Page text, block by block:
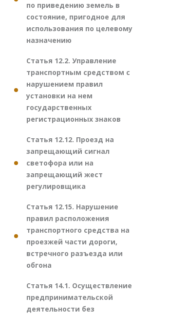
по приведению земель в
состояние, пригодное для
использования по целевому
назначению
Статья 12.2. Управление
транспортным средством с
нарушением правил
установки на нем
государственных
регистрационных знаков
Статья 12.12. Проезд на
запрещающий сигнал
светофора или на
запрещающий жест
регулировщика
Статья 12.15. Нарушение
правил расположения
транспортного средства на
проезжей части дороги,
встречного разъезда или
обгона
Статья 14.1. Осуществление
предпринимательской
деятельности без